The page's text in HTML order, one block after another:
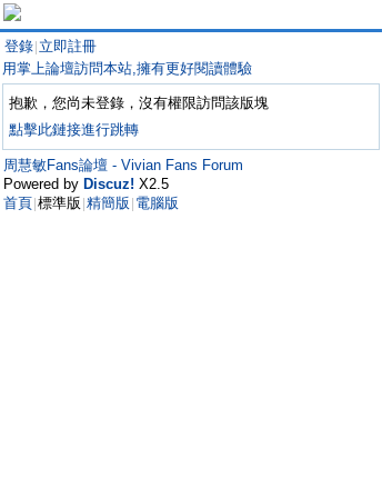
登錄 立即註冊
用掌上論壇訪問本站,擁有更好閱讀體驗
抱歉，您尚未登錄，沒有權限訪問該版塊
點擊此鏈接進行跳轉
周慧敏Fans論壇 - Vivian Fans Forum
Powered by Discuz! X2.5
首頁 標準版 精簡版 電腦版